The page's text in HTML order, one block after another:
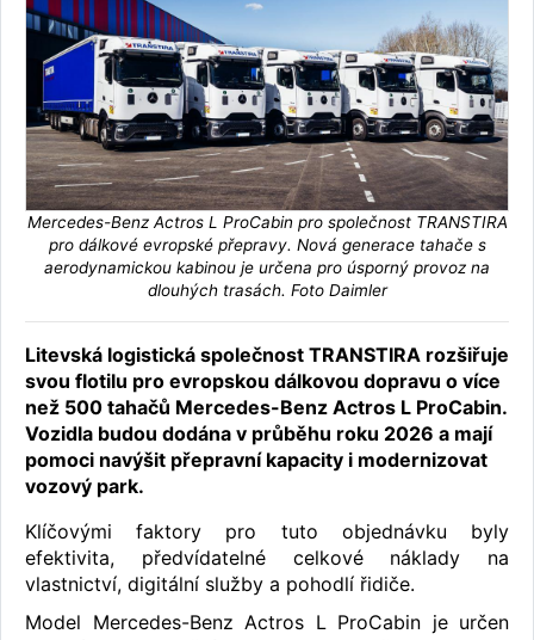
Mercedes-Benz Actros L ProCabin pro společnost TRANSTIRA
pro dálkové evropské přepravy. Nová generace tahače s
aerodynamickou kabinou je určena pro úsporný provoz na
dlouhých trasách. Foto Daimler
Litevská logistická společnost TRANSTIRA rozšiřuje
svou flotilu pro evropskou dálkovou dopravu o více
než 500 tahačů Mercedes-Benz Actros L ProCabin.
Vozidla budou dodána v průběhu roku 2026 a mají
pomoci navýšit přepravní kapacity i modernizovat
vozový park.
Klíčovými faktory pro tuto objednávku byly
efektivita, předvídatelné celkové náklady na
vlastnictví, digitální služby a pohodlí řidiče.
Model Mercedes-Benz Actros L ProCabin je určen